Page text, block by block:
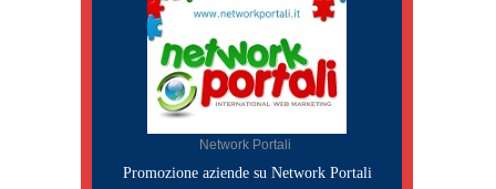
Network Portali
Promozione aziende su Network Portali